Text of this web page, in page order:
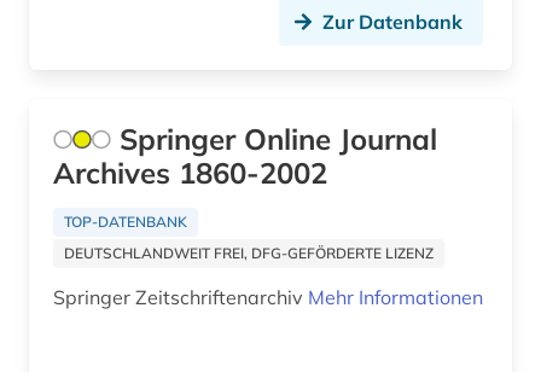
asyl (1)
asylrecht (1)
asylverfahren (1)
Tschechische Republik (13)
USA (29)
Ukraine (7)
Zur Datenbank
Springer Online Journal
Archives 1860-2002
TOP-DATENBANK
DEUTSCHLANDWEIT FREI, DFG-GEFÖRDERTE LIZENZ
Springer Zeitschriftenarchiv Mehr Informationen